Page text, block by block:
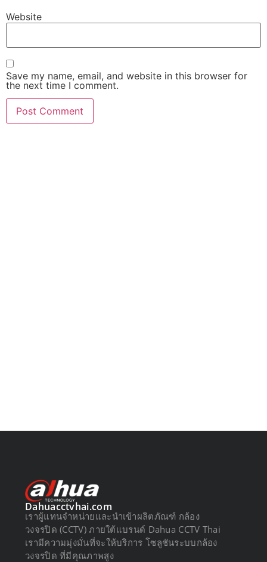
Website
Save my name, email, and website in this browser for
the next time I comment.
Dahuacctvhai.com
เราผู้แทนจำหน่ายและนำเข้าผลิตภัณฑ์ กล้อง
วงจรปิด (CCTV) ภายใต้แบรนด์ Dahua CCTV Thai
เรามีความมุ่งมั่นที่จะให้บริการ โซลูชันระบบกล้อง
วงจรปิด ที่มีคุณภาพสูง